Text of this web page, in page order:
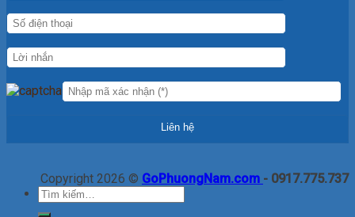
Copyright 2026 © GoPhuongNam.com - 0917.775.737
Tìm